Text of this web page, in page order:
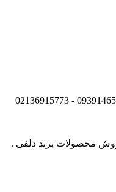
محصولات برند دلفی .